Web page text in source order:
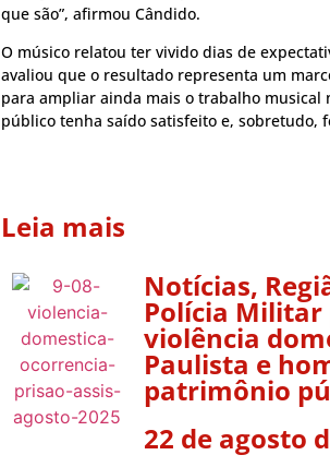
que são”, afirmou Cândido.
O músico relatou ter vivido dias de
avaliou que o resultado representa um
para ampliar ainda mais o trabalho musical
público tenha saído satisfeito e, sobretudo,
Leia mais
Notícias,
Polícia Militar
violência
Paulista e
patrimônio
22 de agosto